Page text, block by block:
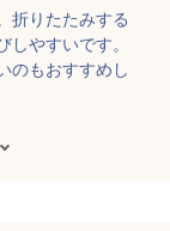
折りたたみする
やすいです。
のもおすすめし